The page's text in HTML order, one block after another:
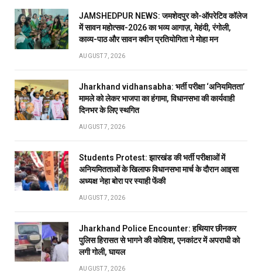
JAMSHEDPUR NEWS: जमशेदपुर को-ऑपरेटिव कॉलेज
में सावन महोत्सव-2026 का भव्य आगाज़, मेहंदी, रंगोली,
काव्य-पाठ और सावन क्वीन प्रतियोगिता ने मोहा मन
AUGUST 7, 2026
Jharkhand vidhansabha: भर्ती परीक्षा ‘अनियमितता’
मामले को लेकर भाजपा का हंगामा, विधानसभा की कार्यवाही
दिनभर के लिए स्थगित
AUGUST 7, 2026
Students Protest: झारखंड की भर्ती परीक्षाओं में
अनियमितताओं के खिलाफ विधानसभा मार्च के दौरान आइसा
अध्यक्ष नेहा बोरा पर स्याही फेंकी
AUGUST 7, 2026
Jharkhand Police Encounter: हथियार छीनकर
पुलिस हिरासत से भागने की कोशिश, एनकांटर में अपराधी को
लगी गोली, घायल
AUGUST 7, 2026